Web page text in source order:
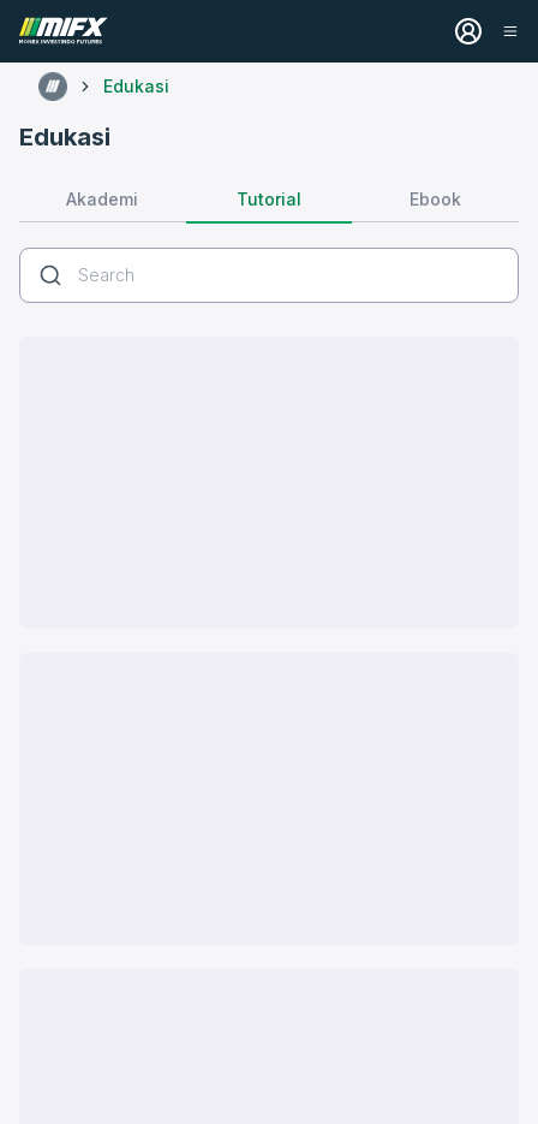
Edukasi
Edukasi
Akademi Tutorial Ebook